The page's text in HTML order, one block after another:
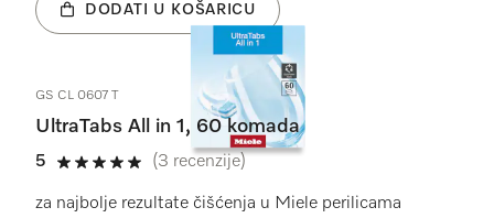
DODATI U KOŠARICU
GS CL 0607 T
UltraTabs All in 1, 60 komada
5
5 od 5
(3 recenzije)
za najbolje rezultate čišćenja u Miele perilicama